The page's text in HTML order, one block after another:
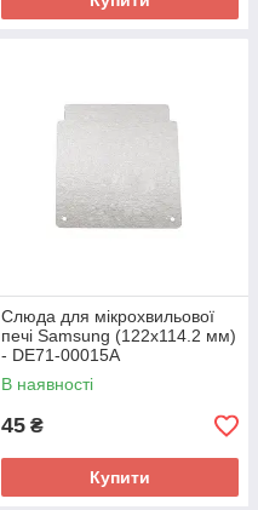
Слюда для мікрохвильової
печі Samsung (122x114.2 мм)
- DE71-00015A
В наявності
45 ₴
Купити